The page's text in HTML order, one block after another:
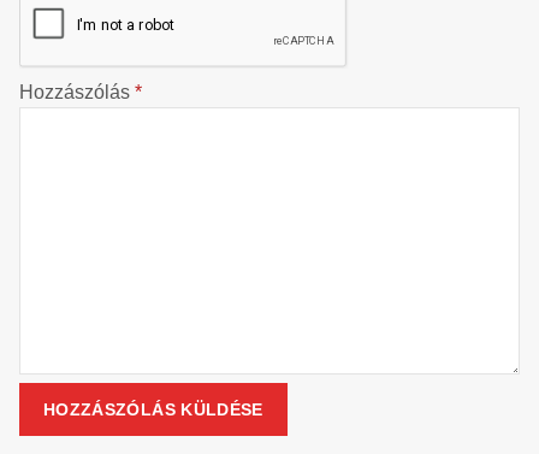
Hozzászólás *